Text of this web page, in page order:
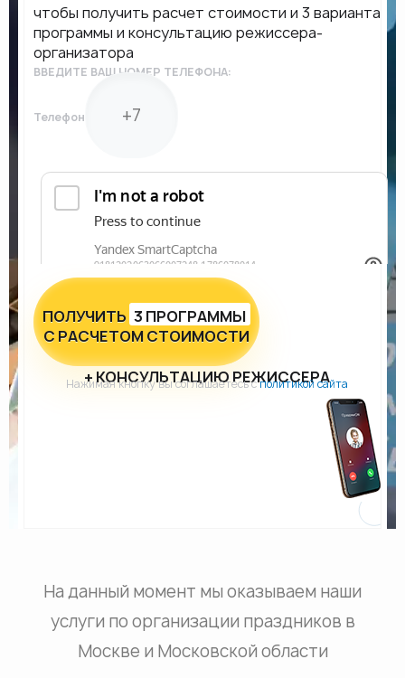
чтобы получить расчет стоимости и 3 варианта
программы и консультацию режиссера-
организатора
ВВЕДИТЕ ВАШ НОМЕР ТЕЛЕФОНА:
Телефон
ПОЛУЧИТЬ 3 ПРОГРАММЫ
С РАСЧЕТОМ СТОИМОСТИ
+ КОНСУЛЬТАЦИЮ РЕЖИССЕРА
Нажимая кнопку вы соглашаетесь сполитикой сайта
На данный момент мы оказываем наши
услуги по организации праздников в
Москве и Московской области